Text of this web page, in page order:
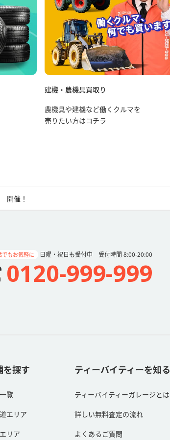
建機・農機具買取り
農機具や建機など働くクルマを
売りたい方はコチラ
開催！
でもお気軽に 日曜・祝日も受付中 受付時間 8:00-20:00
0120-999-999
を探す
覧
エリア
リア
ティーバイティーを知る
ティーバイティーガレージとは
詳しい無料査定の流れ
よくあるご質問